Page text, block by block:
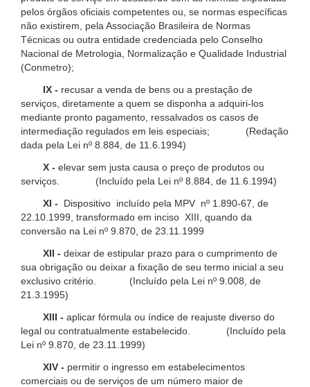
pelos órgãos oficiais competentes ou, se normas específicas
não existirem, pela Associação Brasileira de Normas
Técnicas ou outra entidade credenciada pelo Conselho
Nacional de Metrologia, Normalização e Qualidade Industrial
(Conmetro);
IX - recusar a venda de bens ou a prestação de
serviços, diretamente a quem se disponha a adquiri-los
mediante pronto pagamento, ressalvados os casos de
intermediação regulados em leis especiais; (Redação
dada pela Lei nº 8.884, de 11.6.1994)
X - elevar sem justa causa o preço de produtos ou
serviços. (Incluído pela Lei nº 8.884, de 11.6.1994)
XI -
Dispositivo incluído pela MPV nº 1.890-67, de
22.10.1999, transformado em inciso XIII, quando da
conversão na Lei nº 9.870, de 23.11.1999
XII - deixar de estipular prazo para o cumprimento de
sua obrigação ou deixar a fixação de seu termo inicial a seu
exclusivo critério. (Incluído pela Lei nº 9.008, de
21.3.1995)
XIII - aplicar fórmula ou índice de reajuste diverso do
legal ou contratualmente estabelecido. (Incluído pela
Lei nº 9.870, de 23.11.1999)
XIV - permitir o ingresso em estabelecimentos
comerciais ou de serviços de um número maior de